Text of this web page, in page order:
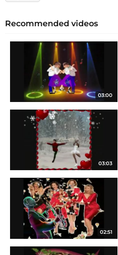
Recommended videos
03:00
03:03
02:51